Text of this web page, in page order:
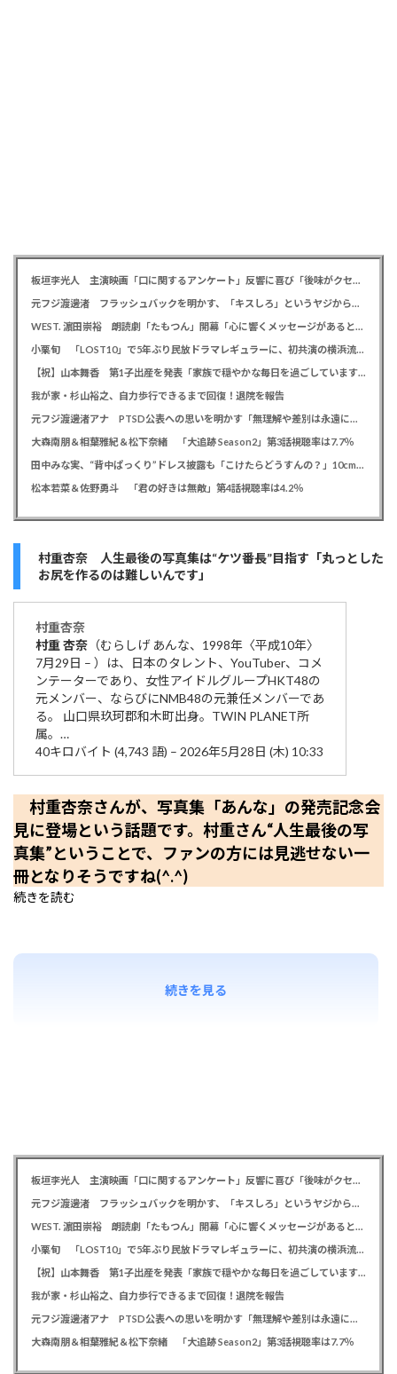
板垣李光人 主演映画「口に関するアンケート」反響に喜び「後味がクセになる、と」
元フジ渡邊渚 フラッシュバックを明かす、「キスしろ」というヤジからパニックに… 「1人の人間の人生に、当たり前の生活を奪った人が全て悪い」
WEST. 濵田崇裕 朗読劇「たもつん」開幕「心に響くメッセージがあると感じています」
小栗旬 「LOST10」で5年ぶり民放ドラマレギュラーに、初共演の横浜流星とバディ役「もう最高です」
【祝】山本舞香 第1子出産を発表「家族で穏やかな毎日を過ごしています」、夫はマイファスHiro
我が家・杉山裕之、自力歩行できるまで回復！退院を報告
元フジ渡邊渚アナ PTSD公表への思いを明かす「無理解や差別は永遠に変わらない」「同じ病気になったことのない人間にはわからない」
大森南朋＆相葉雅紀＆松下奈緒 「大追跡 Season2」第3話視聴率は7.7％
田中みな実、“背中ぱっくり”ドレス披露も「こけたらどうすんの？」10cm超ヒールに心配の声寄せられる
松本若菜＆佐野勇斗 「君の好きは無敵」第4話視聴率は4.2％
村重杏奈 人生最後の写真集は“ケツ番長”目指す「丸っとした
お尻を作るのは難しいんです」
村重杏奈
村重杏奈 （むらしげ あんな、1998年〈平成10年〉
7月29日 – ）は、日本のタレント、YouTuber、コメ
ンテーターであり、女性アイドルグループHKT48の
元メンバー、ならびにNMB48の元兼任メンバーであ
る。 山口県玖珂郡和木町出身。TWIN PLANET所
属。…
40キロバイト (4,743 語) – 2026年5月28日 (木) 10:33
村重杏奈さんが、写真集「あんな」の発売記念会
見に登場という話題です。村重さん“人生最後の写
真集”ということで、ファンの方には見逃せない一
冊となりそうですね(^.^)
続きを読む
続きを見る
板垣李光人 主演映画「口に関するアンケート」反響に喜び「後味がクセになる、と」
元フジ渡邊渚 フラッシュバックを明かす、「キスしろ」というヤジからパニックに… 「1人の人間の人生に、当たり前の生活を奪った人が全て悪い」
WEST. 濵田崇裕 朗読劇「たもつん」開幕「心に響くメッセージがあると感じています」
小栗旬 「LOST10」で5年ぶり民放ドラマレギュラーに、初共演の横浜流星とバディ役「もう最高です」
【祝】山本舞香 第1子出産を発表「家族で穏やかな毎日を過ごしています」、夫はマイファスHiro
我が家・杉山裕之、自力歩行できるまで回復！退院を報告
元フジ渡邊渚アナ PTSD公表への思いを明かす「無理解や差別は永遠に変わらない」「同じ病気になったことのない人間にはわからない」
大森南朋＆相葉雅紀＆松下奈緒 「大追跡 Season2」第3話視聴率は7.7％